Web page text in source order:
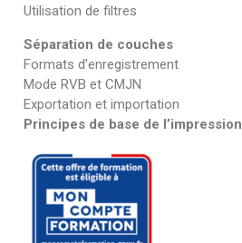
Utilisation de filtres
Séparation de couches
Formats d’enregistrement
Mode RVB et CMJN
Exportation et importation
Principes de base de l’impression